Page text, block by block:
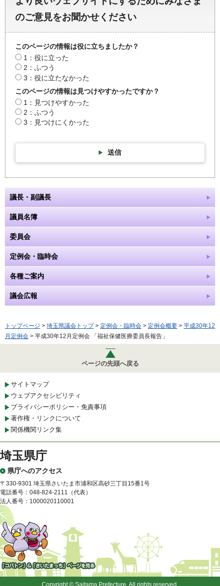
のご意見をお聞かせください
このページの情報は役に立ちましたか？
1：役に立った
2：ふつう
3：役に立たなかった
このページの情報は見つけやすかったですか？
1：見つけやすかった
2：ふつう
3：見つけにくかった
送信
議長・副議長
議員名簿
委員会
定例会・臨時会
各種ご案内
議会広報
トップページ > 埼玉県議会トップ> 定例会・臨時会 > 定例会概要 > 平成30年12
月定例会 > 平成30年12月定例会 「福祉保健医療委員長報告」
ページの先頭へ戻る
サイトマップ
ウェブアクセシビリティ
プライバシーポリシー・免責事項
著作権・リンクについて
関係機関リンク集
埼玉県庁
県庁へのアクセス
〒330-9301 埼玉県さいたま市浦和区高砂三丁目15番1号
電話番号：048-824-2111（代表）
法人番号：1000020110001
「コバトン」&「さいたまっ